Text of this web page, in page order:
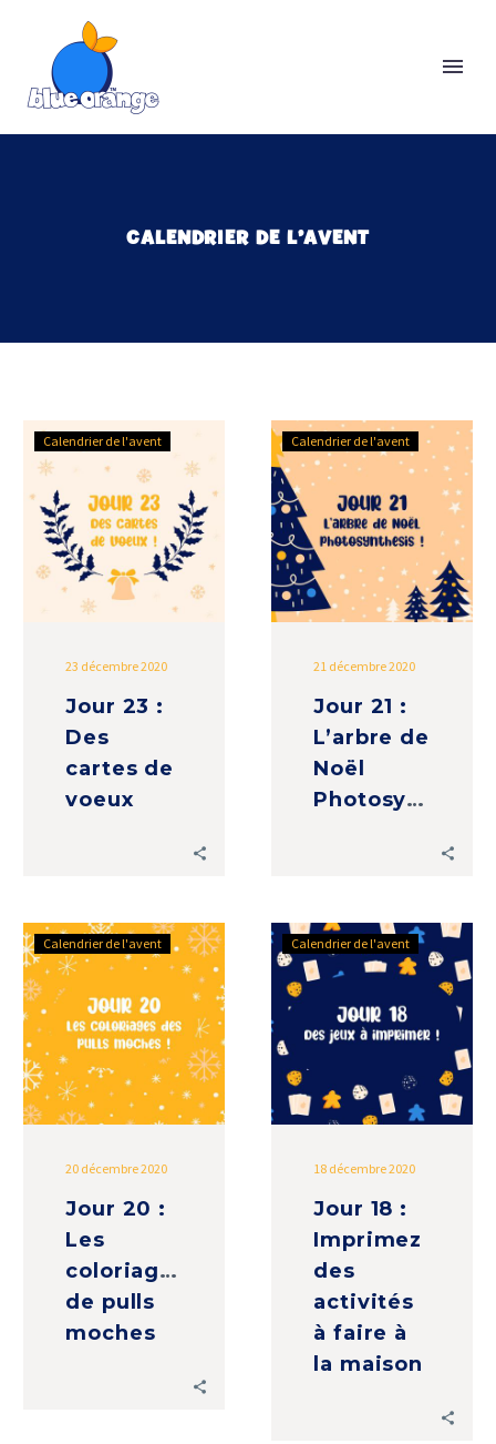
CALENDRIER DE L’AVENT
Jour
Des
cartes
de
voeux
Calendrier de l'avent
23 décembre 2020
Jour 23 :
Des
cartes de
voeux
Jour
21
L’arbre
de
Noël
Photosynthesis
Calendrier de l'avent
21 décembre 2020
Jour 21 :
L’arbre de
Noël
Photosynthesis
Jour
20
Les
coloriages
de
pulls
moches
Calendrier de l'avent
20 décembre 2020
Jour 20 :
Les
coloriages
de pulls
moches
Jour
18
Imprimez
des
activités
à
faire
maison
Calendrier de l'avent
18 décembre 2020
Jour 18 :
Imprimez
des
activités
à faire à
la maison